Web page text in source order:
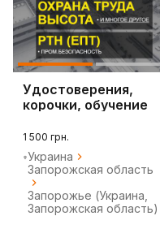
Удостоверения,
корочки, обучение
1 500 грн.
Украина
Запорожская область
Запорожье (Украина,
Запорожская область)